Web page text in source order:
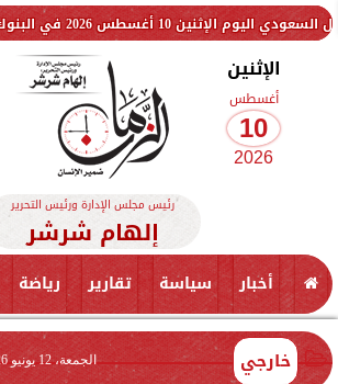
2026 في البنوك
الإثنين
أغسطس
10
2026
رئيس مجلس الإدارة ورئيس التحرير
إلهام شرشر
أخبار سياسة تقارير رياضة
خارجي الجمعة، 12 يونيو 2026